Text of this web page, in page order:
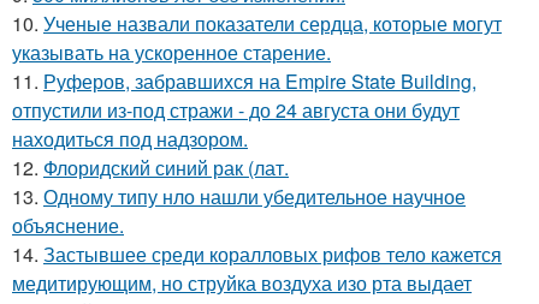
10. Ученые назвали показатели сердца, которые могут
указывать на ускоренное старение.
11. Руферов, забравшихся на Empire State Building,
отпустили из-под стражи - до 24 августа они будут
находиться под надзором.
12. Флоридский синий рак (лат.
13. Одному типу нло нашли убедительное научное
объяснение.
14. Застывшее среди коралловых рифов тело кажется
медитирующим, но струйка воздуха изо рта выдает